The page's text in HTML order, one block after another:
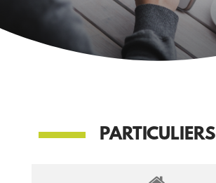
PARTICULIERS